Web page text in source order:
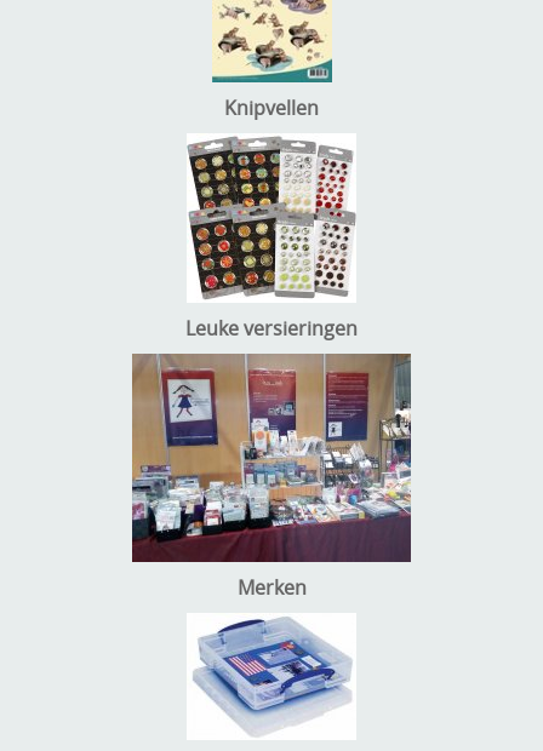
Knipvellen
Leuke versieringen
Merken